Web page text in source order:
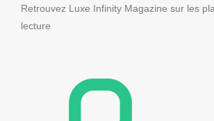
Retrouvez Luxe Infinity Magazine sur les
lecture